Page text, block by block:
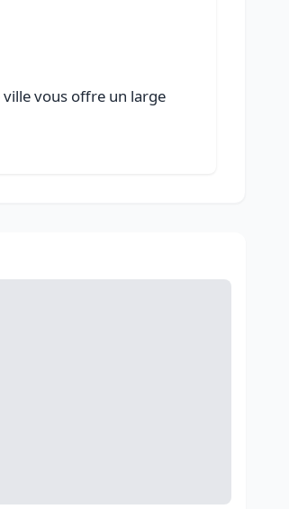
vous offre un large